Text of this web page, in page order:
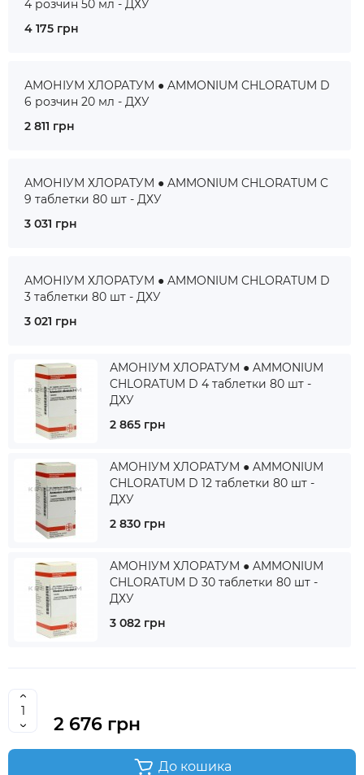
4 розчин 50 мл - ДХУ
4 175 грн
АМОНІУМ ХЛОРАТУМ ● AMMONIUM CHLORATUM D
6 розчин 20 мл - ДХУ
2 811 грн
АМОНІУМ ХЛОРАТУМ ● AMMONIUM CHLORATUM C
9 таблетки 80 шт - ДХУ
3 031 грн
АМОНІУМ ХЛОРАТУМ ● AMMONIUM CHLORATUM D
3 таблетки 80 шт - ДХУ
3 021 грн
АМОНІУМ ХЛОРАТУМ ● AMMONIUM
CHLORATUM D 4 таблетки 80 шт -
ДХУ
2 865 грн
АМОНІУМ ХЛОРАТУМ ● AMMONIUM
CHLORATUM D 12 таблетки 80 шт -
ДХУ
2 830 грн
АМОНІУМ ХЛОРАТУМ ● AMMONIUM
CHLORATUM D 30 таблетки 80 шт -
ДХУ
3 082 грн
2 676 грн
До кошика